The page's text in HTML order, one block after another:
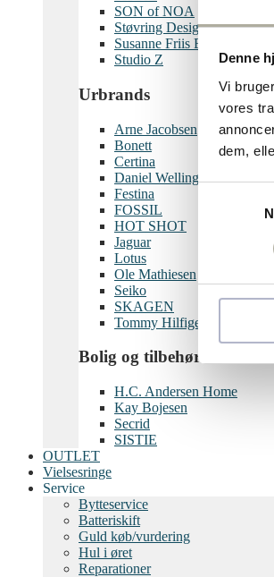
Denne
Vi
vores
dem,
SON of NOA
Støvring Design
Susanne Friis Bjørner
Studio Z
Urbrands
Arne Jacobsen
Bonett
Certina
Daniel Wellington
Festina
FOSSIL
HOT SHOT
Jaguar
Lotus
Ole Mathiesen
Seiko
SKAGEN
Tommy Hilfiger
Bolig og tilbehør
H.C. Andersen Home
Kay Bojesen
Secrid
SISTIE
OUTLET
Vielsesringe
Service
Bytteservice
Batteriskift
Guld køb/vurdering
Hul i øret
Reparationer